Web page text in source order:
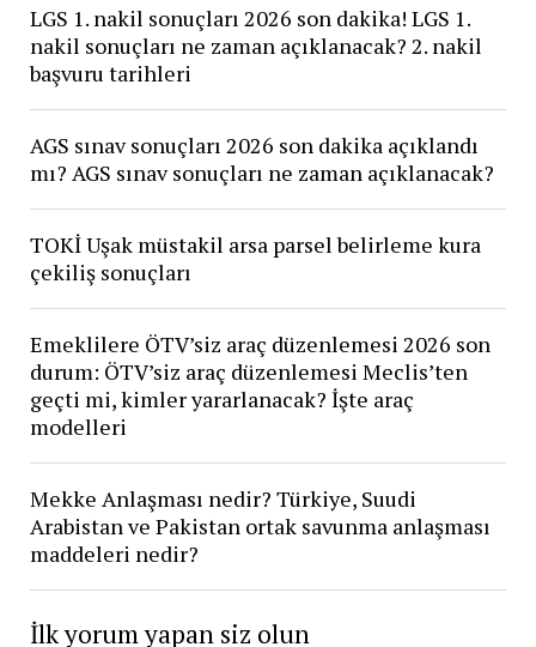
LGS 1. nakil sonuçları 2026 son dakika! LGS 1.
nakil sonuçları ne zaman açıklanacak? 2. nakil
başvuru tarihleri
AGS sınav sonuçları 2026 son dakika açıklandı
mı? AGS sınav sonuçları ne zaman açıklanacak?
TOKİ Uşak müstakil arsa parsel belirleme kura
çekiliş sonuçları
Emeklilere ÖTV’siz araç düzenlemesi 2026 son
durum: ÖTV’siz araç düzenlemesi Meclis’ten
geçti mi, kimler yararlanacak? İşte araç
modelleri
Mekke Anlaşması nedir? Türkiye, Suudi
Arabistan ve Pakistan ortak savunma anlaşması
maddeleri nedir?
İlk yorum yapan siz olun